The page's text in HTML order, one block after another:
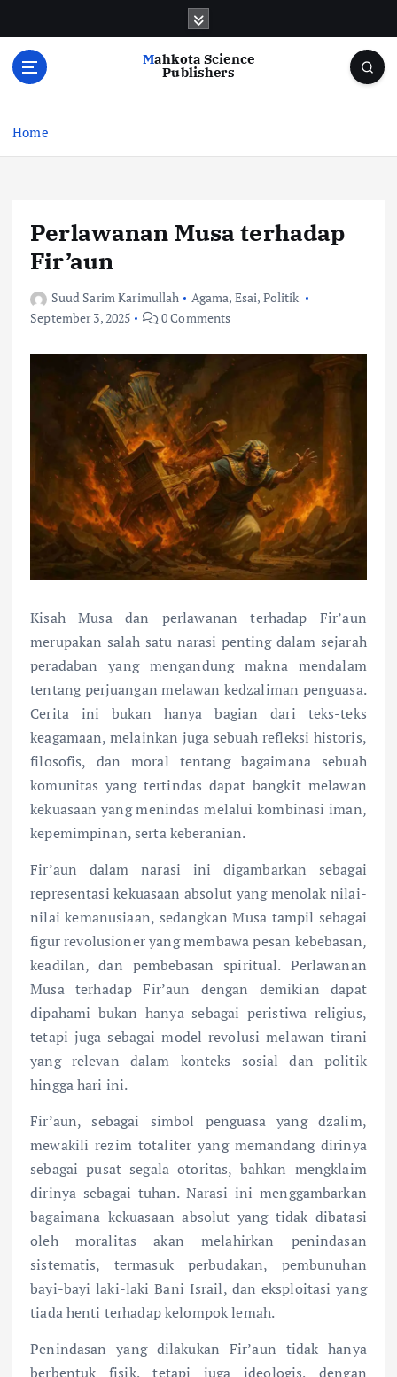
o
Mahkota Science
Publishers
Home
Perlawanan Musa terhadap
Fir’aun
Suud Sarim Karimullah Agama, Esai, Politik
September 3, 2025
0 Comments
Kisah Musa dan perlawanan terhadap Fir’aun
merupakan salah satu narasi penting dalam sejarah
peradaban yang mengandung makna mendalam
tentang perjuangan melawan kedzaliman penguasa.
Cerita ini bukan hanya bagian dari teks-teks
keagamaan, melainkan juga sebuah refleksi historis,
filosofis, dan moral tentang bagaimana sebuah
komunitas yang tertindas dapat bangkit melawan
kekuasaan yang menindas melalui kombinasi iman,
kepemimpinan, serta keberanian.
Fir’aun dalam narasi ini digambarkan sebagai
representasi kekuasaan absolut yang menolak nilai-
nilai kemanusiaan, sedangkan Musa tampil sebagai
figur revolusioner yang membawa pesan kebebasan,
keadilan, dan pembebasan spiritual. Perlawanan
Musa terhadap Fir’aun dengan demikian dapat
dipahami bukan hanya sebagai peristiwa religius,
tetapi juga sebagai model revolusi melawan tirani
yang relevan dalam konteks sosial dan politik
hingga hari ini.
Fir’aun, sebagai simbol penguasa yang dzalim,
mewakili rezim totaliter yang memandang dirinya
sebagai pusat segala otoritas, bahkan mengklaim
dirinya sebagai tuhan. Narasi ini menggambarkan
bagaimana kekuasaan absolut yang tidak dibatasi
oleh moralitas akan melahirkan penindasan
sistematis, termasuk perbudakan, pembunuhan
bayi-bayi laki-laki Bani Israil, dan eksploitasi yang
tiada henti terhadap kelompok lemah.
Penindasan yang dilakukan Fir’aun tidak hanya
berbentuk fisik, tetapi juga ideologis, dengan